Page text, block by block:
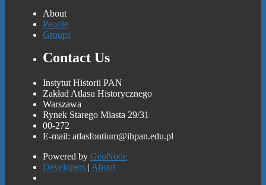
About
People
Groups
Contact Us
Instytut Historii PAN
Zakład Atlasu Historycznego
Warszawa
Rynek Starego Miasta 29/31
00-272
E-mail: atlasfontium@ihpan.edu.pl
Powered by GeoNode
Developers | About